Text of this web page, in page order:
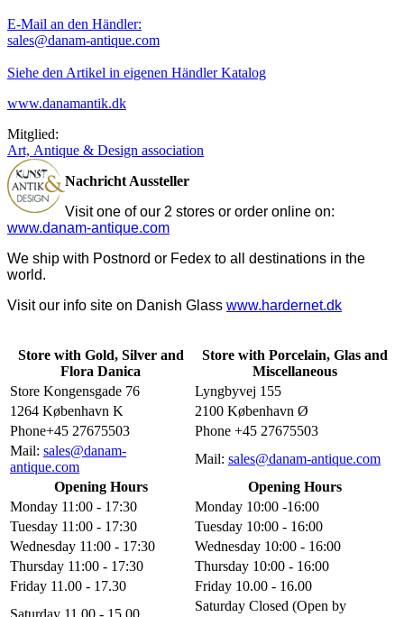
E-Mail an den Händler:
sales@danam-antique.com
Siehe den Artikel in eigenen Händler Katalog
www.danamantik.dk
Mitglied:
Art, Antique & Design association
Nachricht Aussteller
Visit one of our 2 stores or order online on:
www.danam-antique.com
We ship with Postnord or Fedex to all destinations in the
world.
Visit our info site on Danish Glass www.hardernet.dk
Store with Gold, Silver and
Flora Danica
Store with Porcelain, Glas and
Miscellaneous
Store Kongensgade 76
Lyngbyvej 155
1264 København K
2100 København Ø
Phone+45 27675503
Phone +45 27675503
Mail: sales@danam-
antique.com
Mail: sales@danam-antique.com
Opening Hours
Opening Hours
Monday 11:00 - 17:30
Monday 10:00 -16:00
Tuesday 11:00 - 17:30
Tuesday 10:00 - 16:00
Wednesday 11:00 - 17:30
Wednesday 10:00 - 16:00
Thursday 11:00 - 17:30
Thursday 10:00 - 16:00
Friday 11.00 - 17.30
Friday 10.00 - 16.00
Saturday 11.00 - 15.00
Saturday Closed (Open by